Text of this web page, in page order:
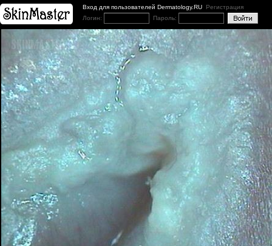
Вход для пользователей Dermatology.RU Регистрация
Логин:
Пароль: